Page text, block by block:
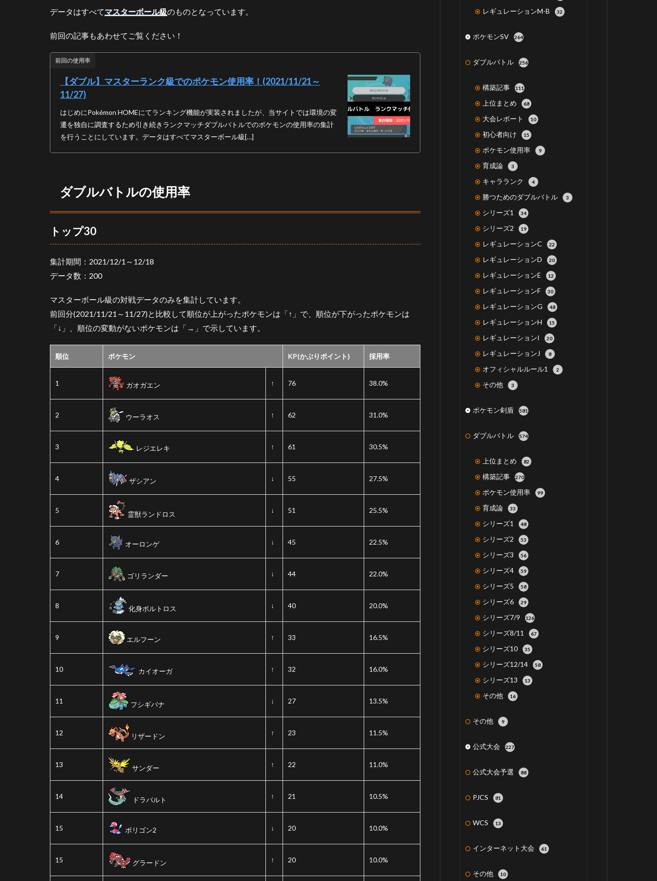
ル
使
率
トッ
プ30
3
ピ
ッ
ク
ア
3.1
ルフ
ヤー
ガラル
ファイ
ヤーを
たパー
ティ
4
わ
り
データはすべてマスターボール級のものとなっています。
前回の記事もあわせてご覧ください！
前回の使用率
【ダブル】マスターランク級でのポケモン使用率！(2021/11/21～
11/27)
はじめにPokémon HOMEにてランキング機能が実装されましたが、当サイトでは環境の変
遷を独自に調査するため引き続きランクマッチダブルバトルでのポケモンの使用率の集計
を行うことにしています。データはすべてマスターボール級[…]
ダブルバトルの使用率
トップ30
集計期間：2021/12/1～12/18
データ数：200
マスターボール級の対戦データのみを集計しています。
前回分(2021/11/21～11/27)と比較して順位が上がったポケモンは「↑ 」で、順位が下がったポケモンは
「↓ 」、順位の変動がないポケモンは「→」で示しています。
順位 ポケモン KP(かぶりポイント) 採用率
1 ガオガエン ↑ 76 38.0%
2 ウーラオス ↑ 62 31.0%
3 レジエレキ ↑ 61 30.5%
4 ザシアン ↓ 55 27.5%
5 霊獣ランドロス ↓ 51 25.5%
6 オーロンゲ ↓ 45 22.5%
7 ゴリランダー ↓ 44 22.0%
8 化身ボルトロス ↓ 40 20.0%
9 エルフーン ↑ 33 16.5%
10 カイオーガ ↑ 32 16.0%
11 フシギバナ ↓ 27 13.5%
12 リザードン ↑ 23 11.5%
13 サンダー ↑ 22 11.0%
14 ドラパルト ↑ 21 10.5%
15 ポリゴン2 ↓ 20 10.0%
15 グラードン ↑ 20 10.0%
レギュレーションM-B 32
ポケモンSV 264
ダブルバトル 256
構築記事 111
上位まとめ 68
大会レポート 10
初心者向け 15
ポケモン使用率 9
育成論 3
キャラランク 4
勝つためのダブルバトル 3
シリーズ1 34
シリーズ2 19
レギュレーションC 22
レギュレーションD 20
レギュレーションE 12
レギュレーションF 30
レギュレーションG 48
レギュレーションH 15
レギュレーションI 20
レギュレーションJ 8
オフィシャルルール1 2
その他 3
ポケモン剣盾 581
ダブルバトル 574
上位まとめ 82
構築記事 270
ポケモン使用率 99
育成論 33
シリーズ1 48
シリーズ2 53
シリーズ3 56
シリーズ4 59
シリーズ5 58
シリーズ6 29
シリーズ7/9 126
シリーズ8/11 67
シリーズ10 35
シリーズ12/14 58
シリーズ13 13
その他 16
その他 9
公式大会 227
公式大会予選 88
PJCS 81
WCS 13
インターネット大会 61
その他 10